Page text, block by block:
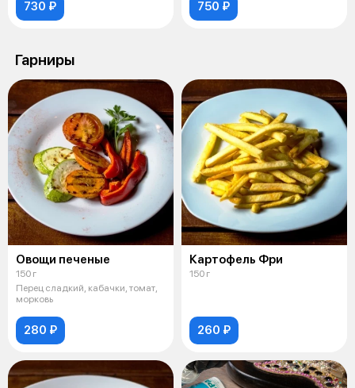
730 ₽ 750 ₽
Гарниры
Овощи печеные
150 г
Перец сладкий, кабачки, томат,
морковь
280 ₽
Картофель Фри
150 г
260 ₽